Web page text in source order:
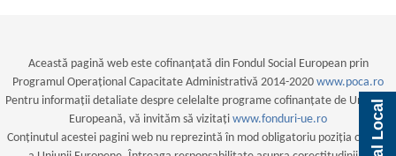
Această pagină web este cofinanțată din Fondul Social European prin
Programul Operațional Capacitate Administrativă 2014-2020 www.poca.ro
Pentru informații detaliate despre celelalte programe cofinanțate de Uniunea
Europeană, vă invităm să vizitați www.fonduri-ue.ro
Conținutul acestei pagini web nu reprezintă în mod obligatoriu poziția oficială